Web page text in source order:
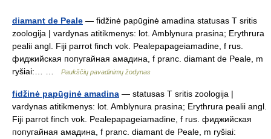
diamant de Peale — fidžinė papūginė amadina statusas T sritis
zoologija | vardynas atitikmenys: lot. Amblynura prasina; Erythrura
pealii angl. Fiji parrot finch vok. Pealepapageiamadine, f rus.
фиджийская попугайная амадина, f pranc. diamant de Peale, m
ryšiai:… …
Paukščių pavadinimų žodynas
fidžinė papūginė amadina — statusas T sritis zoologija |
vardynas atitikmenys: lot. Amblynura prasina; Erythrura pealii angl.
Fiji parrot finch vok. Pealepapageiamadine, f rus. фиджийская
попугайная амадина, f pranc. diamant de Peale, m ryšiai: